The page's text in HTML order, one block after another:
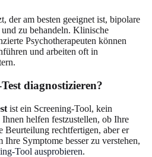
der am besten geeignet ist, bipolare
zu behandeln. Klinische
Psychotherapeuten können
und arbeiten oft in
diagnostizieren?
ist ein Screening-Tool, kein
helfen festzustellen, ob Ihre
Beurteilung rechtfertigen, aber er
Ihre Symptome besser zu verstehen,
Tool ausprobieren.